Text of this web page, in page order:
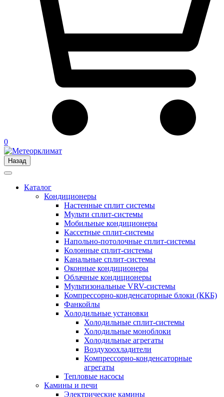
0
Назад
Каталог
Кондиционеры
Настенные сплит системы
Мульти сплит-системы
Мобильные кондиционеры
Кассетные сплит-системы
Напольно-потолочные сплит-системы
Колонные сплит-системы
Канальные сплит-системы
Оконные кондиционеры
Облачные кондиционеры
Мультизональные VRV-системы
Компрессорно-конденсаторные блоки (ККБ)
Фанкойлы
Холодильные установки
Холодильные сплит-системы
Холодильные моноблоки
Холодильные агрегаты
Воздухоохладители
Компрессорно-конденсаторные
агрегаты
Тепловые насосы
Камины и печи
Электрические камины